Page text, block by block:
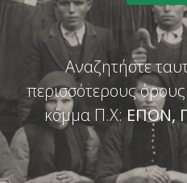
Αναζητήστε
περισσότερους
κόμμα Π.Χ: ΕΠΟΝ,